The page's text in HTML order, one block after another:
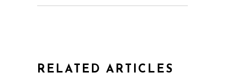
RELATED ARTICLES